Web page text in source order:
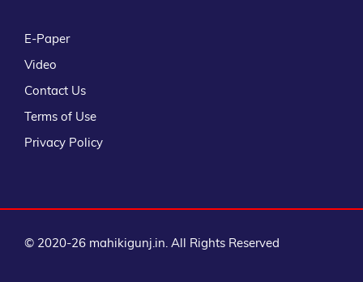
E-Paper
Video
Contact Us
Terms of Use
Privacy Policy
© 2020-26 mahikigunj.in. All Rights Reserved